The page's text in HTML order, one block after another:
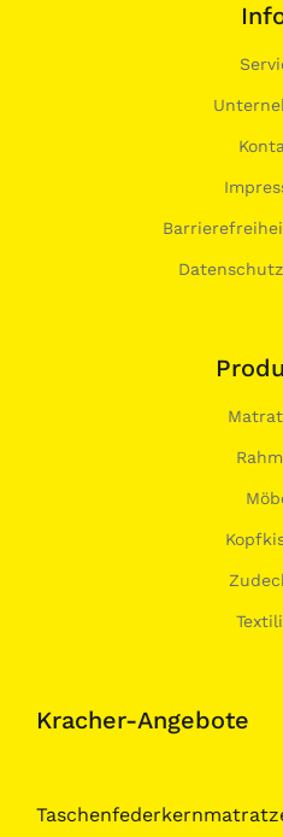
Kracher-Angebote